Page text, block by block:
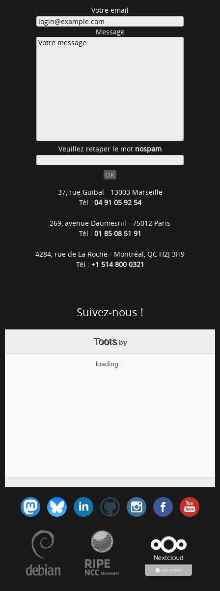
Votre email
Message
Veuillez retaper le mot nospam
37, rue Guibal - 13003 Marseille
Tél : 04 91 05 92 54
269, avenue Daumesnil - 75012 Paris
Tél : 01 85 08 51 91
4284, rue de La Roche - Montréal, QC H2J 3H9
Tél : +1 514 800 0321
Suivez-nous !
Tootsby
loading...